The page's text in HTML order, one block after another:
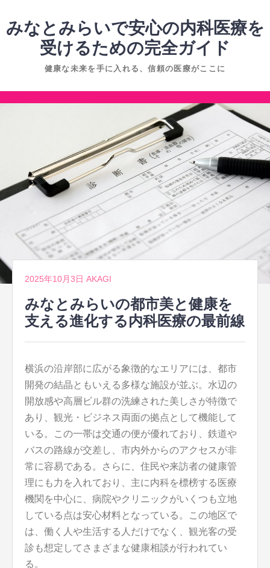
へ
ス
みなとみらいで安心の内科医療を
受けるための完全ガイド
健康な未来を手に入れる、信頼の医療がここに
コ
へ
ス
2025年10月3日 AKAGI
みなとみらいの都市美と健康を
支える進化する内科医療の最前線
横浜の沿岸部に広がる象徴的なエリアには、都市
開発の結晶ともいえる多様な施設が並ぶ。 水辺の
開放感や高層ビル群の洗練された美しさが特徴で
あり、観光・ビジネス両面の拠点として機能して
いる。この一帯は交通の便が優れており、鉄道や
バスの路線が交差し、市内外からのアクセスが非
常に容易である。さらに、住民や来訪者の健康管
理にも力を入れており、主に内科を標榜する医療
機関を中心に、病院やクリニックがいくつも立地
している点は安心材料となっている。この地区で
は、働く人や生活する人だけでなく、観光客の受
診も想定してさまざまな健康相談が行われてい
る。